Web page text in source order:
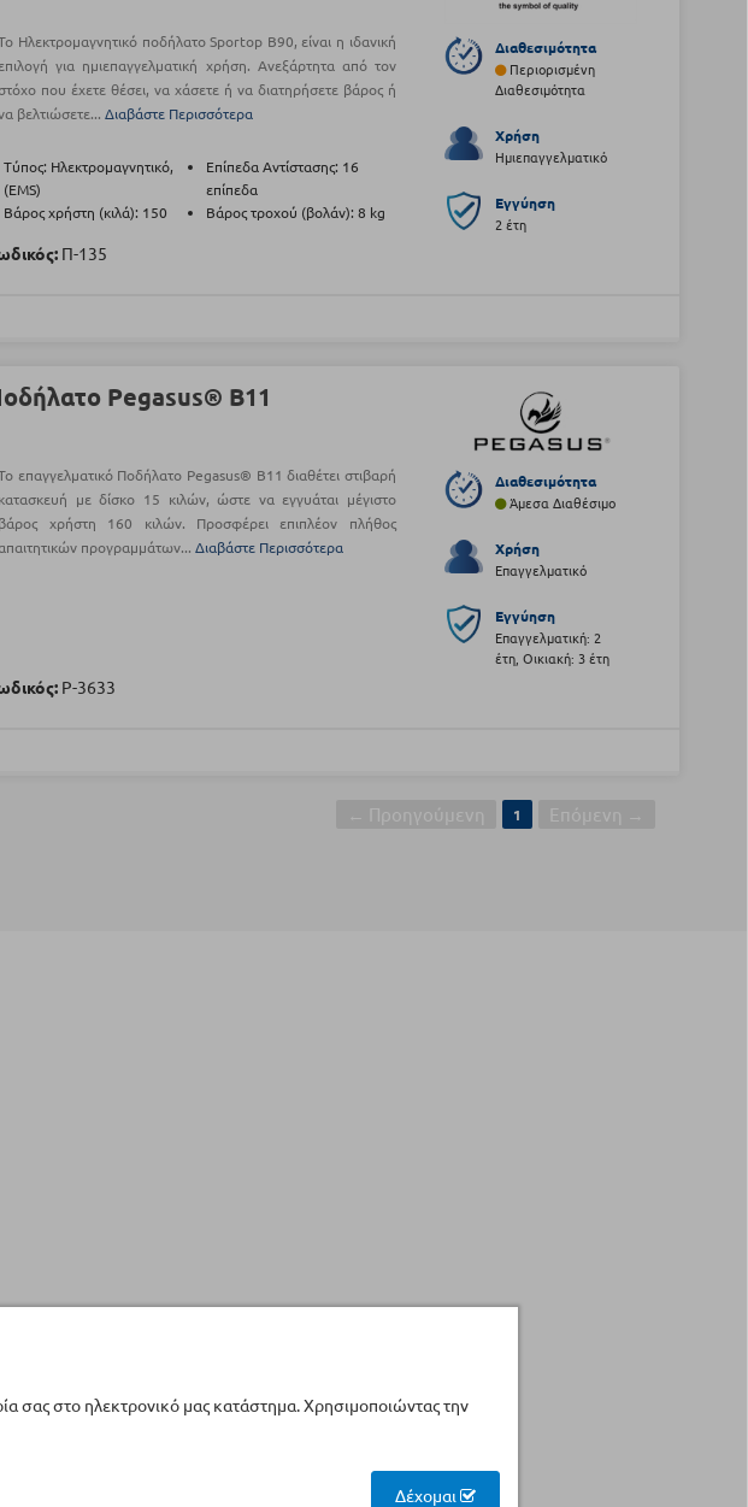
Ηλεκτρομαγνητικό ποδήλατο Sportop B90, είναι η ιδανική
επιλογή για ημιεπαγγελματική χρήση. Ανεξάρτητα από τον
που έχετε θέσει, να χάσετε ή να διατηρήσετε βάρος ή
βελτιώσετε...Διαβάστε Περισσότερα
Τύπος: Ηλεκτρομαγνητικό,
(EMS)
Επίπεδα Αντίστασης: 16
επίπεδα
Βάρος χρήστη (κιλά): 150
Βάρος τροχού (βολάν): 8 kg
Π-135
Διαθεσιμότητα
Περιορισμένη
Διαθεσιμότητα
Χρήση
Ημιεπαγγελματικό
Εγγύηση
2 έτη
Pegasus® B11
επαγγελματικό Ποδήλατο Pegasus® B11 διαθέτει στιβαρή
κατασκευή με δίσκο 15 κιλών, ώστε να εγγυάται μέγιστο
βάρος χρήστη 160 κιλών. Προσφέρει επιπλέον πλήθος
προγραμμάτων...Διαβάστε Περισσότερα
Ρ-3633
Διαθεσιμότητα
Άμεσα Διαθέσιμο
Χρήση
Επαγγελματικό
Εγγύηση
Επαγγελματική: 2
έτη, Οικιακή: 3 έτη
← Προηγούμενη 1 Επόμενη →
σας στο ηλεκτρονικό μας κατάστημα. Χρησιμοποιώντας την
Δέχομαι